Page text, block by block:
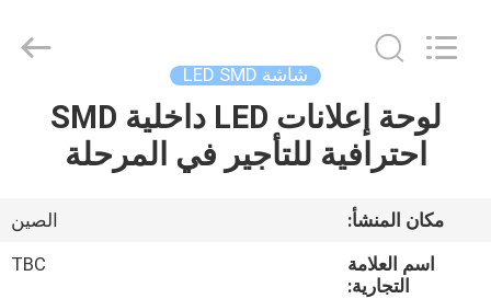
الصفحة
الرئيسية
منتجات
Limited.
شاشة LED SMD
لوحة إعلانات LED داخلية SMD
احترافية للتأجير في المرحلة
مكان المنشأ:
الصين
اسم العلامة
التجارية:
TBC